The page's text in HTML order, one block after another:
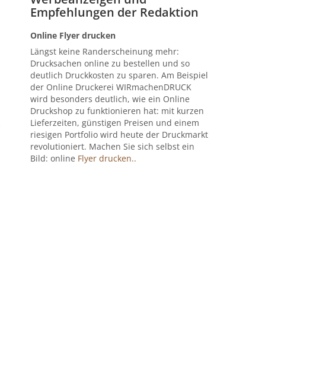
Empfehlungen der Redaktion
Online Flyer drucken
Längst keine Randerscheinung mehr:
Drucksachen online zu bestellen und so
deutlich Druckkosten zu sparen. Am Beispiel
der Online Druckerei WIRmachenDRUCK
wird besonders deutlich, wie ein Online
Druckshop zu funktionieren hat: mit kurzen
Lieferzeiten, günstigen Preisen und einem
riesigen Portfolio wird heute der Druckmarkt
revolutioniert. Machen Sie sich selbst ein
Bild: online Flyer drucken..